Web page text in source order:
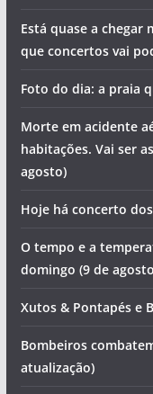
Está quase a chegar
que concertos vai
Foto do dia: a praia
Morte em acidente
habitações. Vai ser
agosto)
Hoje há concerto
O tempo e a
domingo (9 de
Xutos & Pontapés e
Bombeiros
atualização)